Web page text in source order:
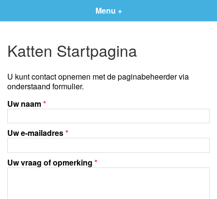
Menu +
Katten Startpagina
U kunt contact opnemen met de paginabeheerder via
onderstaand formulier.
Uw naam*
Uw e-mailadres*
Uw vraag of opmerking *